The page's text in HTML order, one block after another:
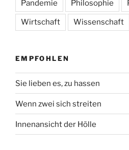
Pandemie Philosophie
Wirtschaft Wissenschaft
EMPFOHLEN
Sie lieben es, zu hassen
Wenn zwei sich streiten
Innenansicht der Hölle